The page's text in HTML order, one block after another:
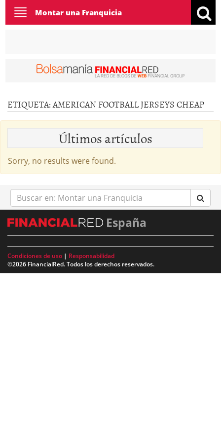
Toggle
navigation
Montar una Franquicia
ETIQUETA:AMERICAN FOOTBALL JERSEYS CHEAP
Últimos artículos
Sorry, no results were found.
Buscar
en:
España
Condiciones de uso | Responsabilidad
©2026 FinancialRed. Todos los derechos reservados.